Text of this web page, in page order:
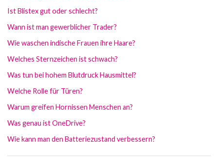
Ist Blistex gut oder schlecht?
Wann ist man gewerblicher Trader?
Wie waschen indische Frauen ihre Haare?
Welches Sternzeichen ist schwach?
Was tun bei hohem Blutdruck Hausmittel?
Welche Rolle für Türen?
Warum greifen Hornissen Menschen an?
Was genau ist OneDrive?
Wie kann man den Batteriezustand verbessern?